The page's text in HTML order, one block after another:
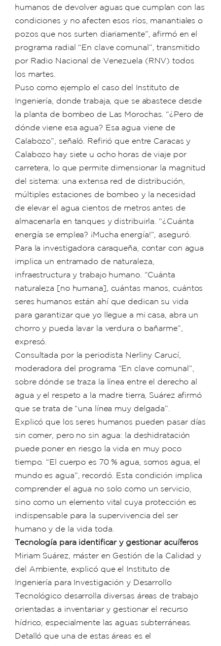
humanos de devolver aguas que cumplan con las
condiciones y no afecten esos ríos, manantiales o
pozos que nos surten diariamente”, afirmó en el
programa radial “En clave comunal”, transmitido
por Radio Nacional de Venezuela (RNV) todos
los martes.
Puso como ejemplo el caso del Instituto de
Ingeniería, donde trabaja, que se abastece desde
la planta de bombeo de Las Morochas. “¿Pero de
dónde viene esa agua? Esa agua viene de
Calabozo”, señaló. Refirió que entre Caracas y
Calabozo hay siete u ocho horas de viaje por
carretera, lo que permite dimensionar la magnitud
del sistema: una extensa red de distribución,
múltiples estaciones de bombeo y la necesidad
de elevar el agua cientos de metros antes de
almacenarla en tanques y distribuirla. “¿Cuánta
energía se emplea? ¡Mucha energía!”, aseguró.
Para la investigadora caraqueña, contar con agua
implica un entramado de naturaleza,
infraestructura y trabajo humano. “Cuánta
naturaleza [no humana], cuántas manos, cuántos
seres humanos están ahí que dedican su vida
para garantizar que yo llegue a mi casa, abra un
chorro y pueda lavar la verdura o bañarme”,
expresó.
Consultada por la periodista Nerliny Carucí,
moderadora del programa “En clave comunal”,
sobre dónde se traza la línea entre el derecho al
agua y el respeto a la madre tierra, Suárez afirmó
que se trata de “una línea muy delgada”.
Explicó que los seres humanos pueden pasar días
sin comer, pero no sin agua: la deshidratación
puede poner en riesgo la vida en muy poco
tiempo. “El cuerpo es 70 % agua, somos agua, el
mundo es agua”, recordó. Esta condición implica
comprender el agua no solo como un servicio,
sino como un elemento vital cuya protección es
indispensable para la supervivencia del ser
humano y de la vida toda.
Tecnología para identificar y gestionar acuíferos
Miriam Suárez, máster en Gestión de la Calidad y
del Ambiente, explicó que el Instituto de
Ingeniería para Investigación y Desarrollo
Tecnológico desarrolla diversas áreas de trabajo
orientadas a inventariar y gestionar el recurso
hídrico, especialmente las aguas subterráneas.
Detalló que una de estas áreas es el